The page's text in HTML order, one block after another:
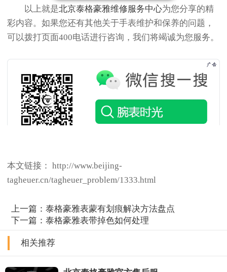
以上就是北京泰格豪雅维修服务中心为您分享的精
彩内容。如果您还有其他关于手表维护和保养的问题，
可以拨打页面400电话进行咨询，我们将竭诚为您服务。
本文链接： http://www.beijing-
tagheuer.cn/tagheuer_problem/1333.html
上一篇：泰格豪雅表蒙有划痕解决方法盘点
下一篇：泰格豪雅表带掉色如何处理
相关推荐